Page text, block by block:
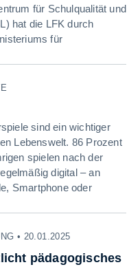
für Schulqualität und
hat die LFK durch
für
sind ein wichtiger
Lebenswelt. 86 Prozent
spielen nach der
digital – an
Smartphone oder
• 20.01.2025
pädagogisches